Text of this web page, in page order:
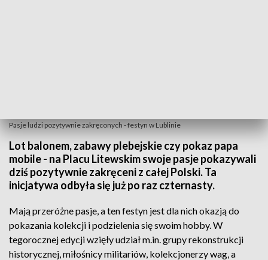
Pasje ludzi pozytywnie zakręconych - festyn w Lublinie
Lot balonem, zabawy plebejskie czy pokaz papa
mobile - na Placu Litewskim swoje pasje pokazywali
dziś pozytywnie zakręceni z całej Polski. Ta
inicjatywa odbyła się już po raz czternasty.
Mają przeróżne pasje, a ten festyn jest dla nich okazją do
pokazania kolekcji i podzielenia się swoim hobby. W
tegorocznej edycji wzięły udział m.in. grupy rekonstrukcji
historycznej, miłośnicy militariów, kolekcjonerzy wag, a